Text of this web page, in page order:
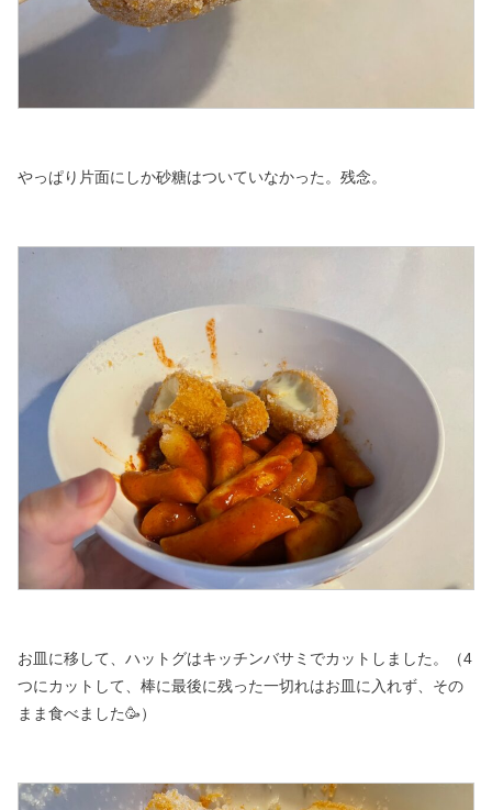
やっぱり片面にしか砂糖はついていなかった。残念。
お皿に移して、ハットグはキッチンバサミでカットしました。
（4
つにカットして、棒に最後に残った一切れはお皿に入れず、その
まま食べました🥳）